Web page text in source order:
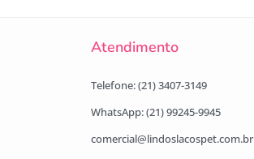
Atendimento
Telefone: (21) 3407-3149
WhatsApp: (21) 99245-9945
comercial@lindoslacospet.com.br